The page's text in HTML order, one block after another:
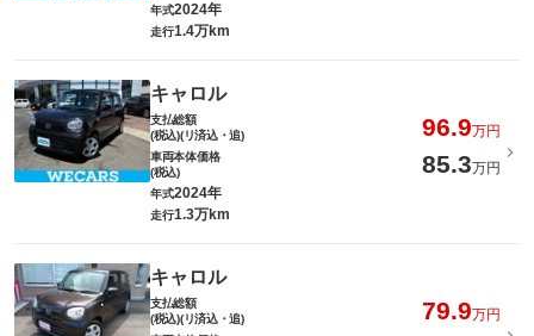
年式2024年
走行1.4万km
キャロル
支払総額
(税込)(リ済込・追)
96.9万円
車両本体価格
(税込)
85.3万円
年式2024年
走行1.3万km
キャロル
支払総額
(税込)(リ済込・追)
79.9万円